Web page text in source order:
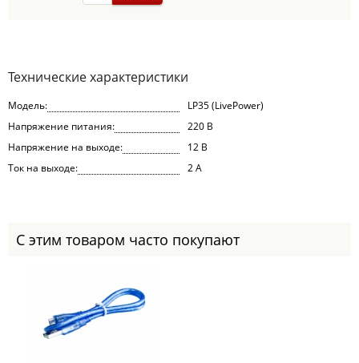
Технические характеристики
Модель:
LP35 (LivePower)
Напряжение питания:
220 В
Напряжение на выходе:
12 В
Ток на выходе:
2 А
С этим товаром часто покупают